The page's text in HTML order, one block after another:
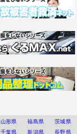
山形県 福島県
茨城県
千葉県 新潟県 長野県